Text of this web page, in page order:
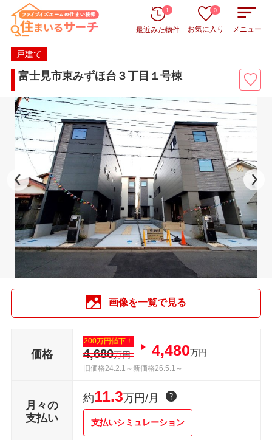
最近みた物件
1
お気に入り
0
メニュー
戸建て
富士見市東みずほ台３丁目１号棟
画像を一覧で見る
価格
200万円値下！
4,680万円 4,480万円
旧価格24.2.1～新価格26.5.1～
月々の
支払い
約11.3万円/月
支払いシミュレーション